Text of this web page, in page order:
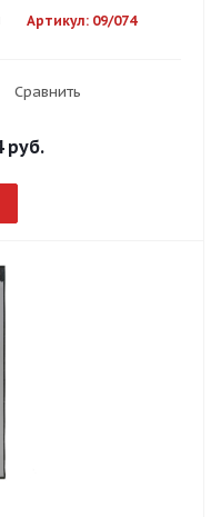
Артикул: 09/074
Сравнить
руб.